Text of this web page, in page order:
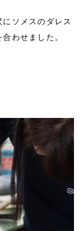
ソメスのダレス
わせました。